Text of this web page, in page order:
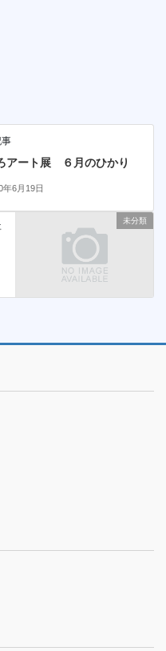
アート展 ６月のひかり
年6月19日
未分類